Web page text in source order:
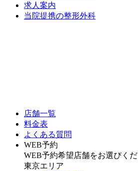
求人案内
当院提携の整形外科
店舗一覧
料金表
よくある質問
WEB予約
WEB予約希望店舗をお選びく
東京エリア